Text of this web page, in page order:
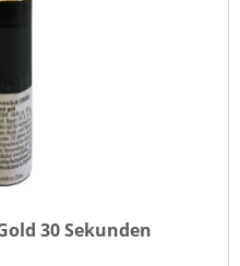
30 Sekunden